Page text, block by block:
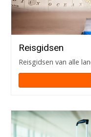
Reisgidsen
Reisgidsen van alle